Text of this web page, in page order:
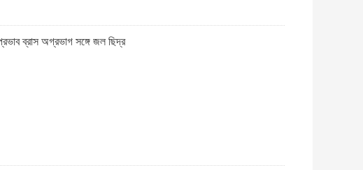
ব্রাস অগ্রভাগ সঙ্গে জল ছিদ্র